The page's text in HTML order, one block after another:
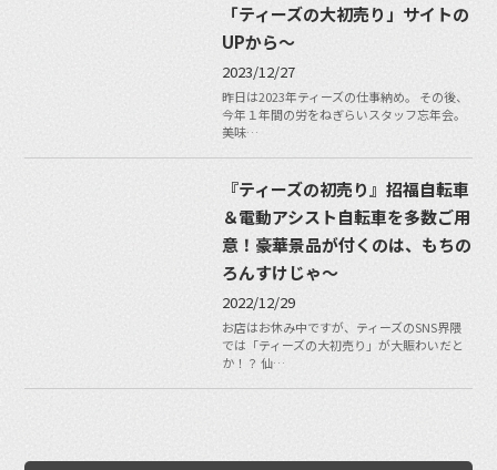
「ティーズの大初売り」サイトの
UPから〜
2023/12/27
昨日は2023年ティーズの仕事納め。 その後、
今年１年間の労をねぎらいスタッフ忘年会。
美味…
『ティーズの初売り』招福自転車
＆電動アシスト自転車を多数ご用
意！豪華景品が付くのは、もちの
ろんすけじゃ〜
2022/12/29
お店はお休み中ですが、ティーズのSNS界隈
では「ティーズの大初売り」が大賑わいだと
か！？ 仙…